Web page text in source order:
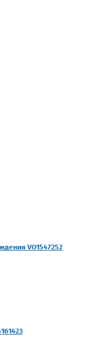
VO1547252